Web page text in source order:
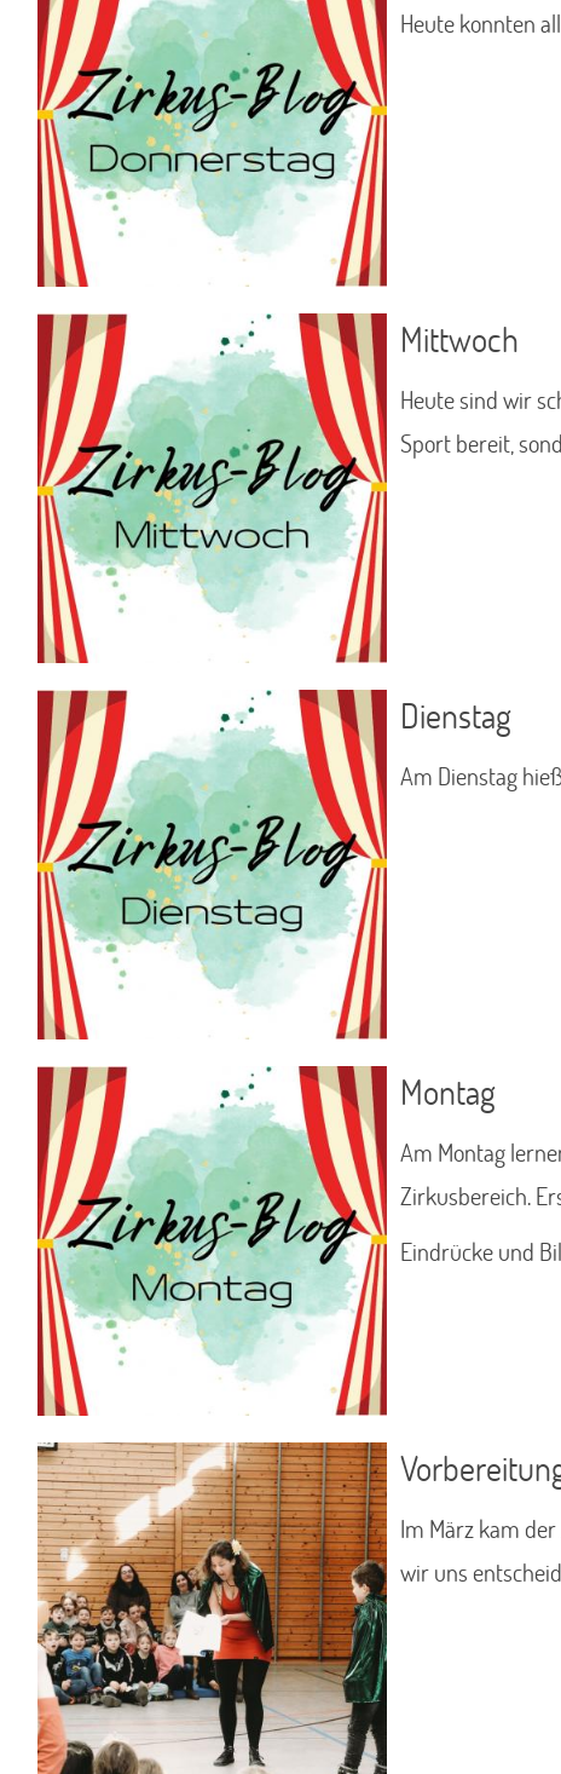
Heute konnten
Mittwoch
Heute sind wir
Sport bereit,
Dienstag
Am Dienstag
Montag
Am Montag
Zirkusbereich.
Eindrücke und
Im März kam
wir uns